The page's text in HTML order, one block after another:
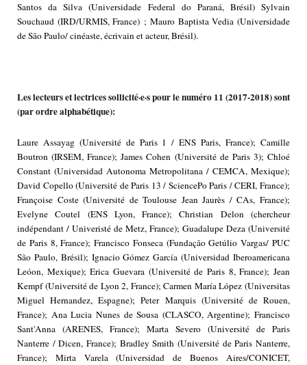
Santos da Silva (Universidade Federal do Paraná, Brésil) Sylvain
Souchaud (IRD/URMIS, France) ; Mauro Baptista Vedia (Universidade
de São Paulo/ cinéaste, écrivain et acteur, Brésil).
Les lecteurs et lectrices sollicité·e·s pour le numéro 11 (2017-2018) sont
(par ordre alphabétique):
Laure Assayag (Université de Paris 1 / ENS Paris, France); Camille
Boutron (IRSEM, France); James Cohen (Université de Paris 3); Chloé
Constant (Universidad Autonoma Metropolitana / CEMCA, Mexique);
David Copello (Université de Paris 13 / SciencePo Paris / CERI, France);
Françoise Coste (Université de Toulouse Jean Jaurès / CAs, France);
Evelyne Coutel (ENS Lyon, France); Christian Delon (chercheur
indépendant / Univeristé de Metz, France); Guadalupe Deza (Université
de Paris 8, France); Francisco Fonseca (Fundação Getúlio Vargas/ PUC
São Paulo, Brésil); Ignacio Gómez García (Universidad Iberoamericana
Leóon, Mexique); Erica Guevara (Université de Paris 8, France); Jean
Kempf (Université de Lyon 2, France); Carmen María López (Universitas
Miguel Hernandez, Espagne); Peter Marquis (Université de Rouen,
France); Ana Lucia Nunes de Sousa (CLASCO, Argentine); Francisco
Sant'Anna (ARENES, France); Marta Severo (Université de Paris
Nanterre / Dicen, France); Bradley Smith (Université de Paris Nanterre,
France); Mirta Varela (Universidad de Buenos Aires/CONICET,